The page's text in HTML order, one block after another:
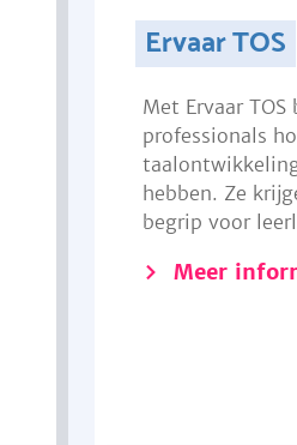
Ervaar TOS
Met Ervaar
professionals
hebben. Ze
begrip voor
Meer